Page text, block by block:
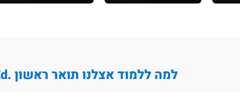
למה ללמוד אצלנו תואר ראשון .B.Ed בחינוך מיוחד?